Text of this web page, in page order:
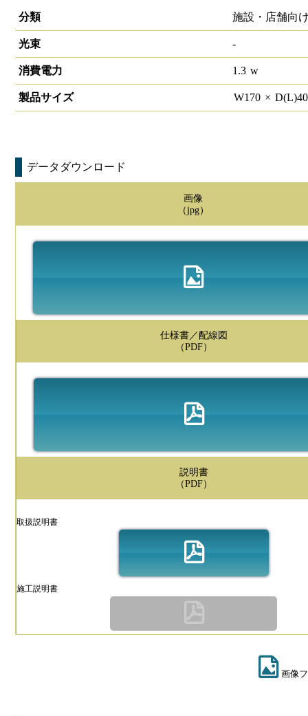
分類
施設・店舗向
光束 -
消費電力 1.3 w
製品サイズ W170 × D(L)
データダウンロード
画像
（jpg）
仕様書／配線図
（PDF）
説明書
（PDF）
取扱説明書
施工説明書
画像